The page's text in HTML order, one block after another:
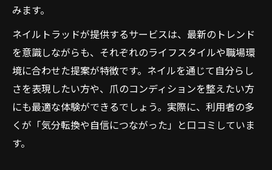
トレンドと個性が光るネイルの選び方
ネイルにこだわる方へ真舟で選ぶ理由
経験豊富なネイリストが揃う真舟の強み
ネイルの持ちと仕上がりに差が出る理由
真舟で満足度の高いネイルが叶う秘密
みます。
ネイルトラッドが提供するサービスは、最新のトレンド
を意識しながらも、それぞれのライフスタイルや職場環
境に合わせた提案が特徴です。ネイルを通じて自分らし
さを表現したい方や、爪のコンディションを整えたい方
にも最適な体験ができるでしょう。実際に、利用者の多
くが「気分転換や自信につながった」と口コミしていま
す。